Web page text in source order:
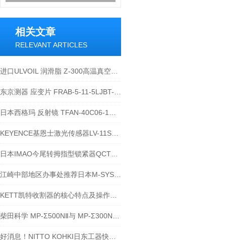
相关文章
RELEVANT ARTICLES